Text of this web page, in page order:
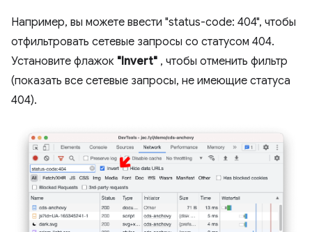
Например, вы можете ввести "status-code: 404", чтобы
отфильтровать сетевые запросы со статусом 404.
Установите флажок "Invert" , чтобы отменить фильтр
(показать все сетевые запросы, не имеющие статуса
404).